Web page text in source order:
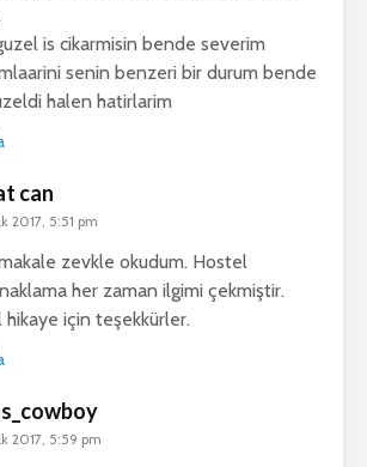
is cikarmisin bende severim
senin benzeri bir durum bende
halen hatirlarim
can
2017, 5:51 pm
zevkle okudum. Hostel
her zaman ilgimi çekmiştir.
hikaye için teşekkürler.
2017, 5:59 pm